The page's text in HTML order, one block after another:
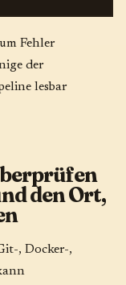
Fehler
der
lesbar
den Ort,
, Docker-,